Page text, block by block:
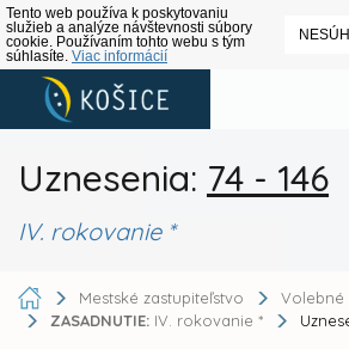
Tento web používa k poskytovaniu
služieb a analýze návštevnosti súbory
cookie. Používaním tohto webu s tým
súhlasíte. Viac informácií
Uznesenia: 74 - 146
IV. rokovanie *
Mestské zastupiteľstvo Volebné
ZASADNUTIE: IV. rokovanie *